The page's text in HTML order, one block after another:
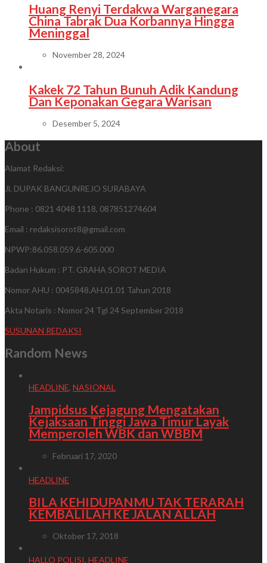
Huang Renyi Terdakwa Warganegara
China Tabrak Dua Korbannya Hingga
Meninggal
November 28, 2024
Kakek 72 Tahun Bunuh Adik Kandung
Dan Keponakan Gegara Warisan
Desember 5, 2024
About
Alamat Redaksi:
Jl. DUPAK BANGUNREJO SURABAYA
Phone : 0821 4048 1118, 087851274604
Email : redaksisorot8@gmail.com
NPWP:86.058.059.6-605.000
Badan Hukum : PT. GRAHA SOROT MEDIA
Nomor AHU : 0045848.AH.01.01 Tahun 2018
Akta Notaris : Nomor 24 Tgl 24 September 2018
SUSUNAN REDAKSI
Random News
HEADLINE, NASIONAL
Jampidsus Kejagung Mengatakan
Kejaksaan Tinggi Jawa Timur Layak
Memperoleh WBK dan WBBM
Februari 17, 2020
HEADLINE
BILA KEHIDUPANMU TAK TERARAH
KEMBALILAH KE JALAN ALLAH
Oktober 17, 2018
HALLO POLISI, HEADLINE